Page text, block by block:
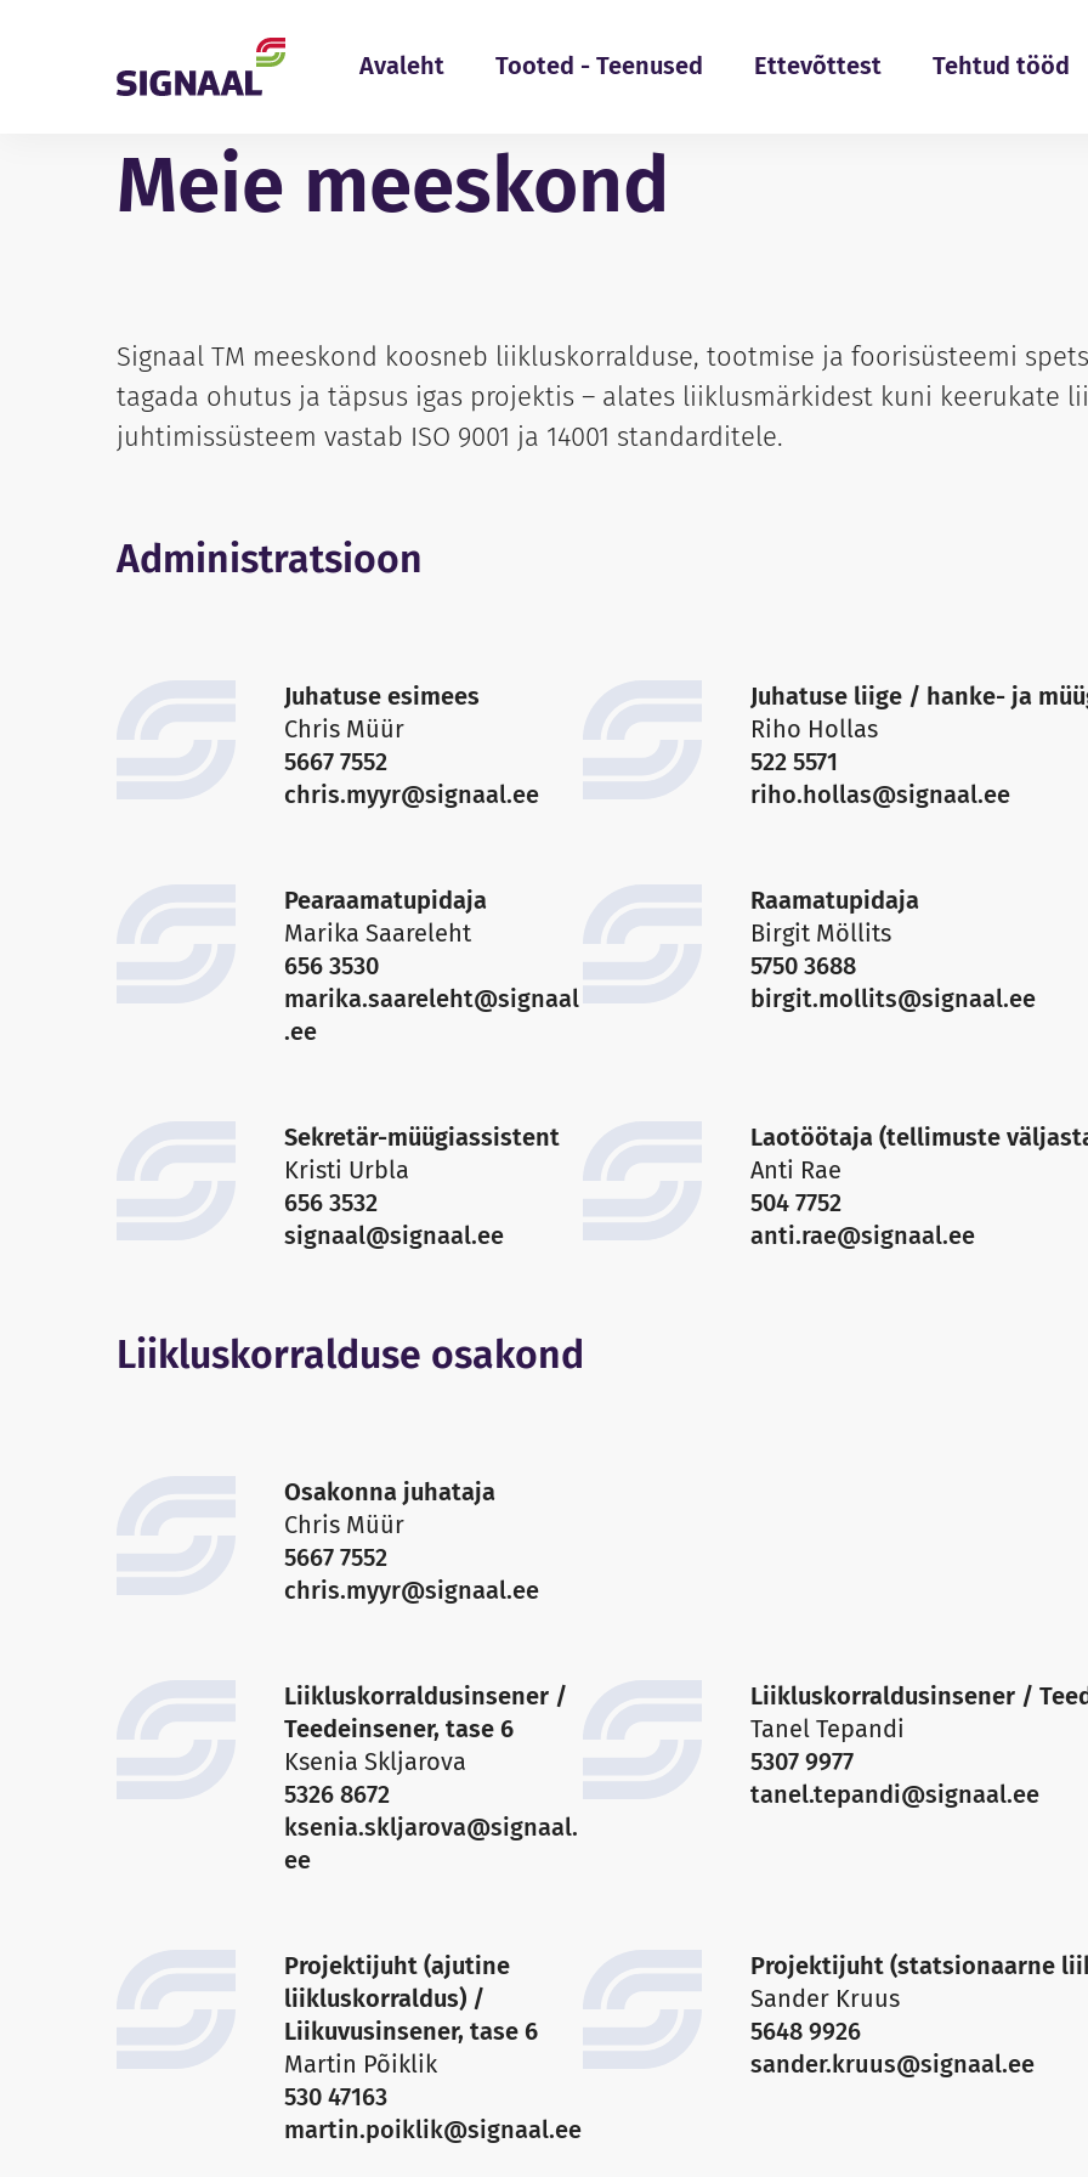
Avaleht Tooted - Teenused Ettevõttest Tehtud tööd
Meie meeskond
Signaal TM meeskond koosneb liikluskorralduse, tootmise ja foorisüsteemi
tagada ohutus ja täpsus igas projektis – alates liiklusmärkidest kuni keerukate
juhtimissüsteem vastab ISO 9001 ja 14001 standarditele.
Administratsioon
Chris Müür
Juhatuse esimees
5667 7552
chris.myyr@signaal.ee
Riho Hollas
Juhatuse liige / hanke- ja
522 5571
riho.hollas@signaal.ee
Marika Saareleht
Pearaamatupidaja
656 3530
marika.saareleht@signaal
.ee
Birgit Möllits
Raamatupidaja
5750 3688
birgit.mollits@signaal.ee
Kristi Urbla
Sekretär-müügiassistent
656 3532
signaal@signaal.ee
Anti Rae
Laotöötaja (tellimuste
504 7752
anti.rae@signaal.ee
Liikluskorralduse osakond
Chris Müür
Osakonna juhataja
5667 7552
chris.myyr@signaal.ee
Ksenia Skljarova
Liikluskorraldusinsener /
Teedeinsener, tase 6
5326 8672
ksenia.skljarova@signaal.
ee
Tanel Tepandi
Liikluskorraldusinsener /
5307 9977
tanel.tepandi@signaal.ee
Martin Põiklik
Projektijuht (ajutine
liikluskorraldus) /
Liikuvusinsener, tase 6
530 47163
martin.poiklik@signaal.ee
Sander Kruus
Projektijuht (statsionaarne
5648 9926
sander.kruus@signaal.ee